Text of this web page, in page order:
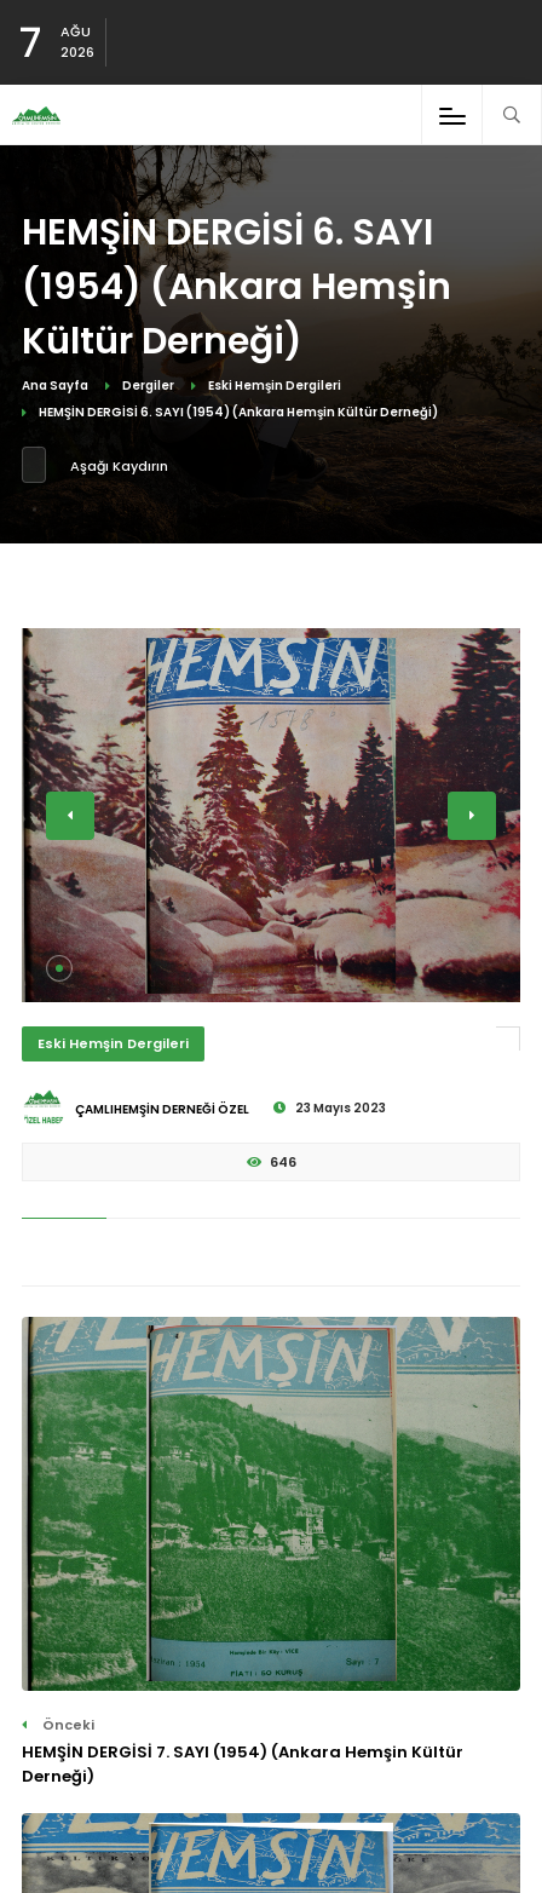
7
AĞU
2026
HEMŞİN DERGİSİ 6. SAYI
(1954) (Ankara Hemşin
Kültür Derneği)
Ana Sayfa Dergiler
Eski Hemşin Dergileri
HEMŞİN DERGİSİ 6. SAYI (1954) (Ankara Hemşin Kültür Derneği)
Aşağı Kaydırın
Eski Hemşin Dergileri
ÇAMLIHEMŞİN DERNEĞİ ÖZEL 23 Mayıs 2023
646
Önceki
HEMŞİN DERGİSİ 7. SAYI (1954) (Ankara Hemşin Kültür
Derneği)